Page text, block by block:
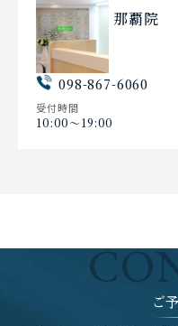
那覇院
098-867-6060
受付時間
10:00〜19:00
ご